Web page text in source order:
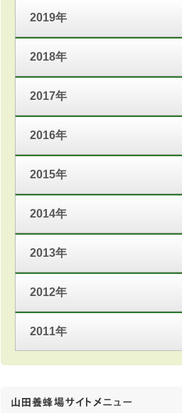
2019年
2018年
2017年
2016年
2015年
2014年
2013年
2012年
2011年